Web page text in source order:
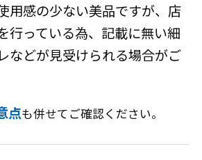
用感の少ない美品ですが、店
行っている為、記載に無い細
などが見受けられる場合がご
点も併せてご確認ください。